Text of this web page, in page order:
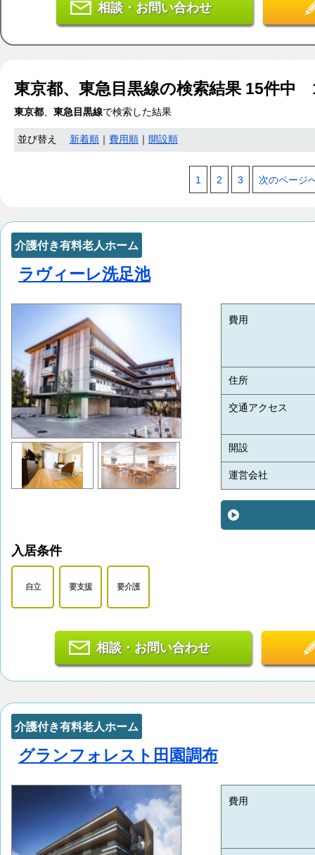
相談・お問い合わせ
東京都、東急目黒線の検索結果 15件中
東京都、 東急目黒線で検索した結果
並び替え 新着順 費用順 開設順
1 2 3 次のページ
介護付き有料老人ホーム
ラヴィーレ洗足池
費用
住所
交通アクセス
開設
運営会社
入居条件
自立 要支援 要介護
相談・お問い合わせ
介護付き有料老人ホーム
グランフォレスト田園調布
費用